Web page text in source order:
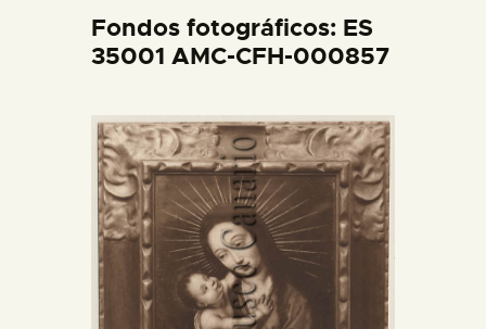
DIDÁCTICA
PREPARAR LA VISITA
ACTIVIDADES
█
Fondos fotográficos: ES
35001 AMC-CFH-000857